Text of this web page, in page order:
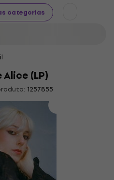
categorias
Alice (LP)
1257855